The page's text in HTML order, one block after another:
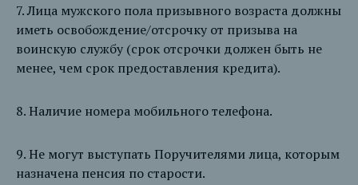
7. Лица мужского пола призывного возраста должны
иметь освобождение/отсрочку от призыва на
воинскую службу (срок отсрочки должен быть не
менее, чем срок предоставления кредита).
8. Наличие номера мобильного телефона.
9. Не могут выступать Поручителями лица, которым
назначена пенсия по старости.